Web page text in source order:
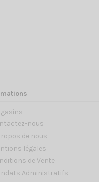
nous
de nous
légales
de Vente
Administratifs